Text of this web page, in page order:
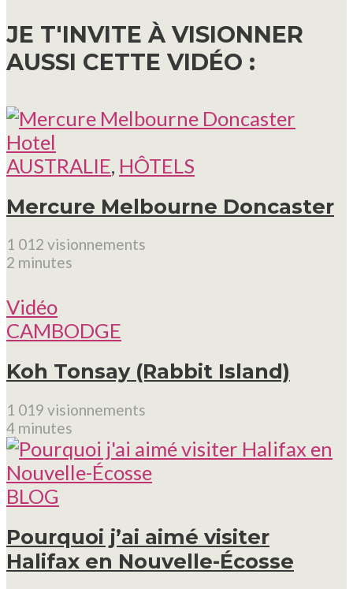
JE T'INVITE À VISIONNER
AUSSI CETTE VIDÉO :
AUSTRALIE, HÔTELS
Mercure Melbourne Doncaster
1 012 visionnements
2 minutes
Vidéo
CAMBODGE
Koh Tonsay (Rabbit Island)
1 019 visionnements
4 minutes
BLOG
Pourquoi j’ai aimé visiter
Halifax en Nouvelle-Écosse